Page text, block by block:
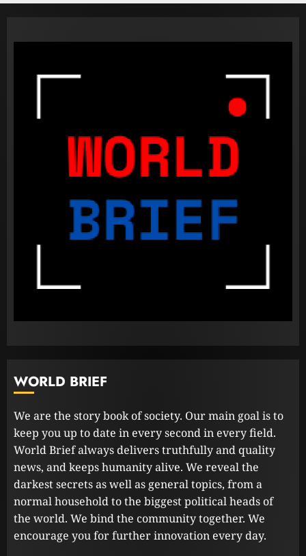
කැණීම් වලදී හමුවුන ලිංගික උපකරණ
23 FEBRUARY 2023
3
WORLD BRIEF
We are the story book of society. Our main goal is to
keep you up to date in every second in every field.
World Brief always delivers truthfully and quality
news, and keeps humanity alive. We reveal the
darkest secrets as well as general topics, from a
normal household to the biggest political heads of
the world. We bind the community together. We
encourage you for further innovation every day.